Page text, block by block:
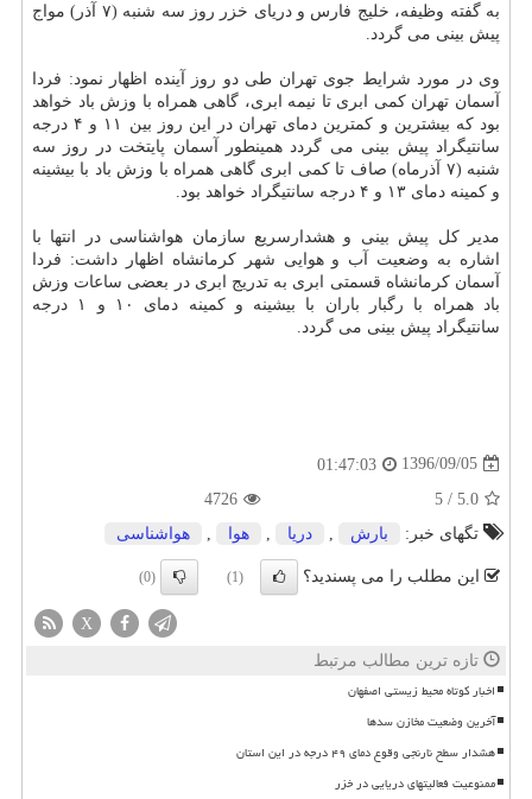
به گفته وظیفه، خلیج فارس و دریای خزر روز سه شنبه (۷ آذر) مواج
پیش بینی می گردد.
وی در مورد شرایط جوی تهران طی دو روز آینده اظهار نمود: فردا
آسمان تهران كمی ابری تا نیمه ابری، گاهی همراه با وزش باد خواهد
بود كه بیشترین و كمترین دمای تهران در این روز بین ۱۱ و ۴ درجه
سانتیگراد پیش بینی می گردد همینطور آسمان پایتخت در روز سه
شنبه (۷ آذرماه) صاف تا كمی ابری گاهی همراه با وزش باد با بیشینه
و كمینه دمای ۱۳ و ۴ درجه سانتیگراد خواهد بود.
مدیر كل پیش بینی و هشدارسریع سازمان هواشناسی در انتها با
اشاره به وضعیت آب و هوایی شهر كرمانشاه اظهار داشت: فردا
آسمان كرمانشاه قسمتی ابری به تدریج ابری در بعضی ساعات وزش
باد همراه با رگبار باران با بیشینه و كمینه دمای ۱۰ و ۱ درجه
سانتیگراد پیش بینی می گردد.
1396/09/05
01:47:03
5.0
/
5
4726
تگهای خبر:
بارش دریا هوا هواشناسی
این مطلب را می پسندید؟ (1)
(0)
X
تازه ترین مطالب مرتبط
اخبار کوتاه محیط زیستی اصفهان
آخرین وضعیت مخازن سدها
هشدار سطح نارنجی وقوع دمای ۴۹ درجه در این استان
ممنوعیت فعالیتهای دریایی در خزر